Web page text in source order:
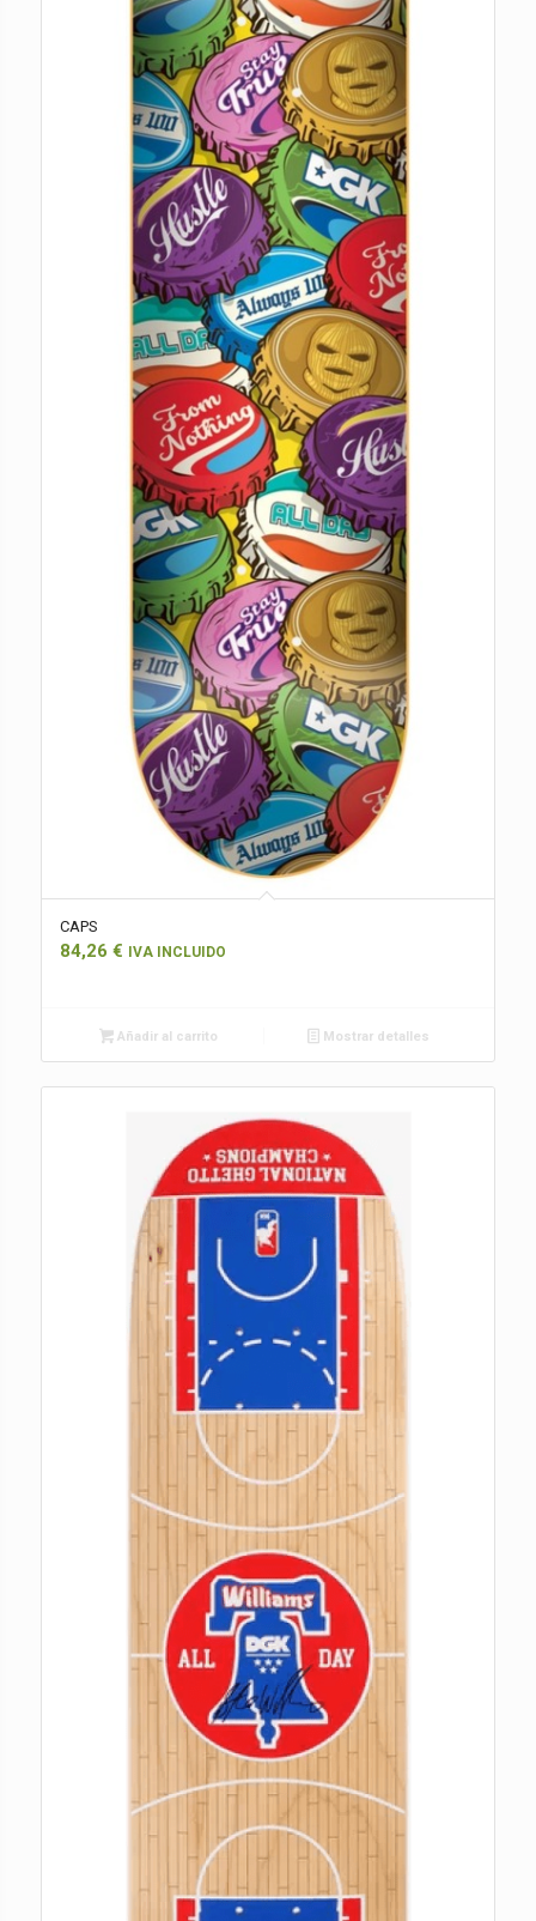
CAPS
84,26 € IVA INCLUIDO
Añadir al carrito Mostrar detalles